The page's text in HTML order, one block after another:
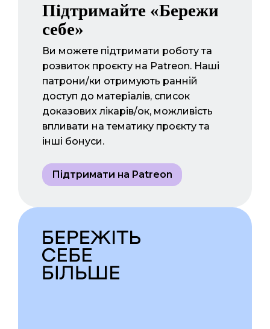
Підтримайте «Бережи
себе»
Ви можете підтримати роботу та
розвиток проєкту на Patreon. Наші
патрони/ки отримують ранній
доступ до матеріалів, список
доказових лікарів/ок, можливість
впливати на тематику проєкту та
інші бонуси.
Підтримати на Patreon